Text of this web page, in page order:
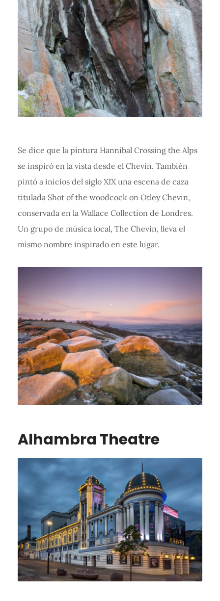
Se dice que la pintura Hannibal Crossing the Alps
se inspiró en la vista desde el Chevin. También
pintó a inicios del siglo XIX una escena de caza
titulada Shot of the woodcock on Otley Chevin,
conservada en la Wallace Collection de Londres.
Un grupo de música local, The Chevin, lleva el
mismo nombre inspirado en este lugar.
Alhambra Theatre